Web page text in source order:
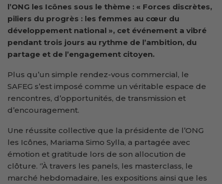
l’ONG les Icônes sous le thème : « Forces discrètes,
piliers du progrès : les femmes au cœur du
développement national », cet événement a vibré
pendant trois jours au rythme de l’ambition, du
partage et de l’engagement citoyen.
Plus qu’un simple rendez-vous commercial, le
SAFEG s’est imposé comme un véritable espace de
rencontres, d’opportunités, de transmission et
d’encouragement.
Une réussite collective que la présidente de l’ONG
les Icônes, Mariama Simo Sylla, a partagée avec
émotion et gratitude lors de son allocution de
clôture. ‘’À travers les panels, les masterclass, le
marché hebdomadaire, les expositions ainsi que les